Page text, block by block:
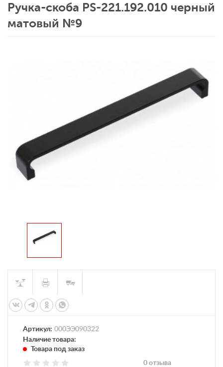
Ручка-скоба РS-221.192.010 черный
матовый №9
Артикул: 000ЭЭ090322
Наличие товара:
Товара под заказ
0 отзыва